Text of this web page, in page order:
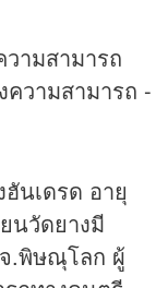
ามสามารถ
วามสามารถ -
นเดรด อายุ
นวัดยางมี
.พิษณุโลก ผู้